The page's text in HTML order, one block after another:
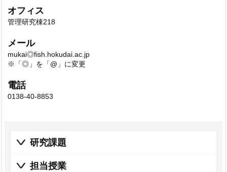
オフィス
管理研究棟218
メール
mukai◎fish.hokudai.ac.jp
※「◎」を「@」に変更
電話
0138-40-8853
研究課題
担当授業